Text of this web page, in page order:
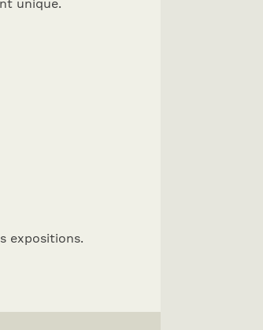
unique.
expositions.